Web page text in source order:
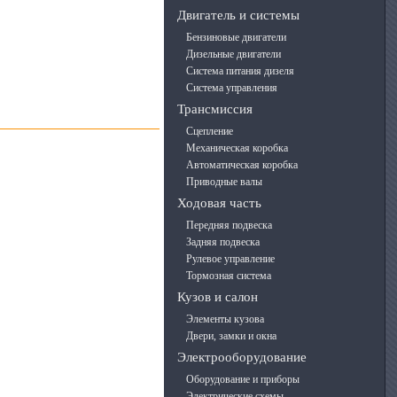
Двигатель и системы
Бензиновые двигатели
Дизельные двигатели
Система питания дизеля
Система управления
Трансмиссия
Сцепление
Механическая коробка
Автоматическая коробка
Приводные валы
Ходовая часть
Передняя подвеска
Задняя подвеска
Рулевое управление
Тормозная система
Кузов и салон
Элементы кузова
Двери, замки и окна
Электрооборудование
Оборудование и приборы